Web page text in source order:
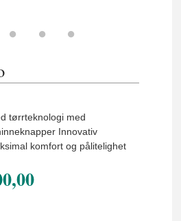
tørrteknologi med
Innovativ
komfort og pålitelighet